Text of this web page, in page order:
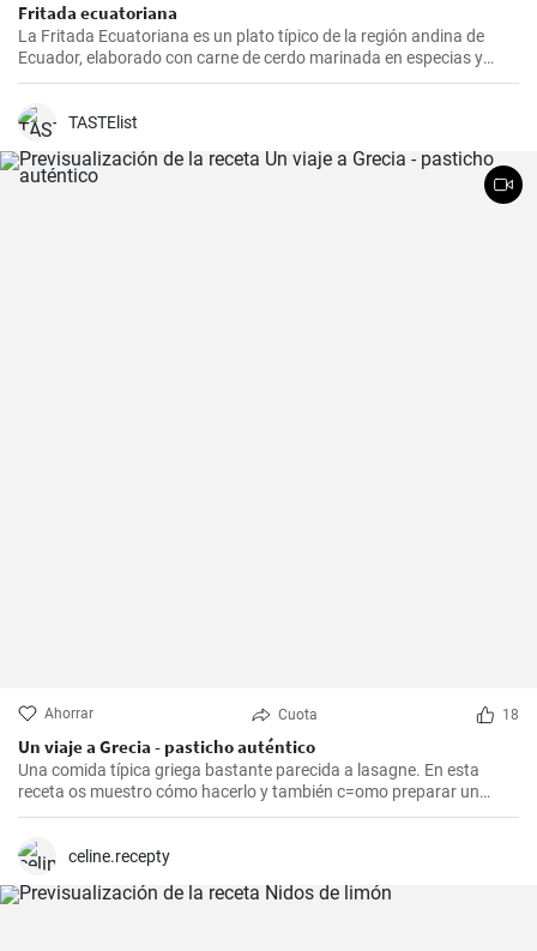
Fritada ecuatoriana
La Fritada Ecuatoriana es un plato típico de la región andina de
Ecuador, elaborado con carne de cerdo marinada en especias y
cocinada a fuego lento en una olla con agua hasta que quede suave
TASTElist
Ahorrar Cuota 18
Un viaje a Grecia - pasticho auténtico
Una comida típica griega bastante parecida a lasagne. En esta
receta os muestro cómo hacerlo y también c=omo preparar un
bechamel auténtico.
celine.recepty